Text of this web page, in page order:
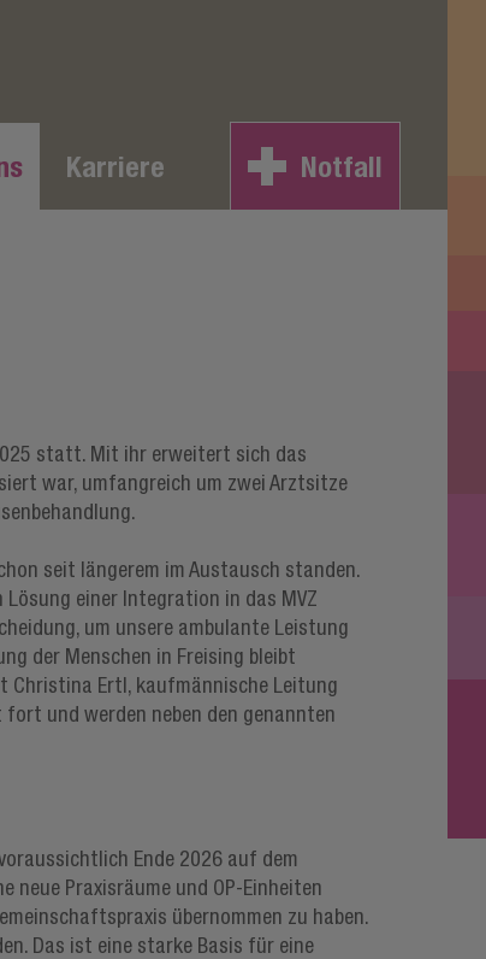
Karriere Notfall
statt. Mit ihr erweitert sich das
war, umfangreich um zwei Arztsitze
seit längerem im Austausch standen.
einer Integration in das MVZ
um unsere ambulante Leistung
der Menschen in Freising bleibt
Christina Ertl, kaufmännische Leitung
und werden neben den genannten
Ende 2026 auf dem
neue Praxisräume und OP-Einheiten
übernommen zu haben.
Das ist eine starke Basis für eine